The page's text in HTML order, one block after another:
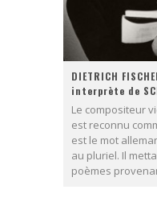
DIETRICH
interprète de
Le compositeur
est reconnu
est le mot
au pluriel. Il
poèmes